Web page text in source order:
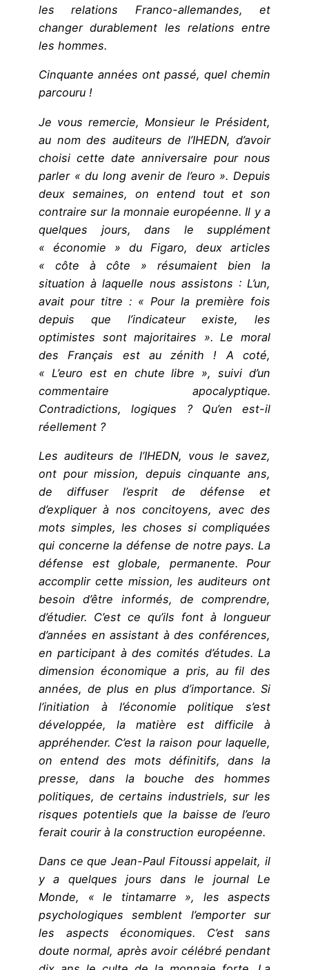
les relations Franco-allemandes, et
changer durablement les relations entre
les hommes.
Cinquante années ont passé, quel chemin
parcouru !
Je vous remercie, Monsieur le Président,
au nom des auditeurs de l’IHEDN, d’avoir
choisi cette date anniversaire pour nous
parler « du long avenir de l’euro ». Depuis
deux semaines, on entend tout et son
contraire sur la monnaie européenne. Il y a
quelques jours, dans le supplément
« économie » du Figaro, deux articles
« côte à côte » résumaient bien la
situation à laquelle nous assistons : L’un,
avait pour titre : « Pour la première fois
depuis que l’indicateur existe, les
optimistes sont majoritaires ». Le moral
des Français est au zénith ! A coté,
« L’euro est en chute libre », suivi d’un
commentaire apocalyptique.
Contradictions, logiques ? Qu’en est-il
réellement ?
Les auditeurs de l’IHEDN, vous le savez,
ont pour mission, depuis cinquante ans,
de diffuser l’esprit de défense et
d’expliquer à nos concitoyens, avec des
mots simples, les choses si compliquées
qui concerne la défense de notre pays. La
défense est globale, permanente. Pour
accomplir cette mission, les auditeurs ont
besoin d’être informés, de comprendre,
d’étudier. C’est ce qu’ils font à longueur
d’années en assistant à des conférences,
en participant à des comités d’études. La
dimension économique a pris, au fil des
années, de plus en plus d’importance. Si
l’initiation à l’économie politique s’est
développée, la matière est difficile à
appréhender. C’est la raison pour laquelle,
on entend des mots définitifs, dans la
presse, dans la bouche des hommes
politiques, de certains industriels, sur les
risques potentiels que la baisse de l’euro
ferait courir à la construction européenne.
Dans ce que Jean-Paul Fitoussi appelait, il
y a quelques jours dans le journal Le
Monde, « le tintamarre », les aspects
psychologiques semblent l’emporter sur
les aspects économiques. C’est sans
doute normal, après avoir célébré pendant